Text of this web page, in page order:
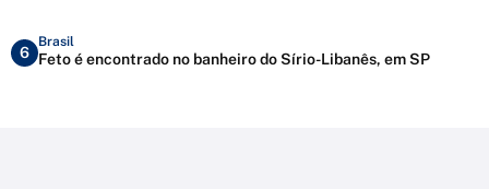
6
Brasil
Feto é encontrado no banheiro do Sírio-Libanês, em SP